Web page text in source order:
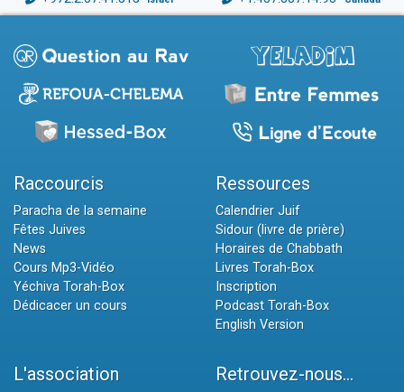
Raccourcis
Paracha de la semaine
Fêtes Juives
News
Cours Mp3-Vidéo
Yéchiva Torah-Box
Dédicacer un cours
Ressources
Calendrier Juif
Sidour (livre de prière)
Horaires de Chabbath
Livres Torah-Box
Inscription
Podcast Torah-Box
English Version
L'association Retrouvez-nous...